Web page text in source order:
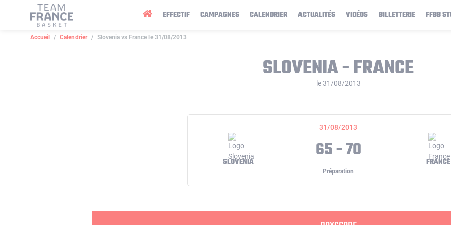
EFFECTIF CAMPAGNES CALENDRIER ACTUALITÉS VIDÉOS BILLETTERIE FFBB
Accueil Calendrier Slovenia vs France le 31/08/2013
SLOVENIA - FRANCE
le 31/08/2013
31/08/2013
SLOVENIA 65 - 70 FRANCE
Préparation
Panneau de gestion des cookies